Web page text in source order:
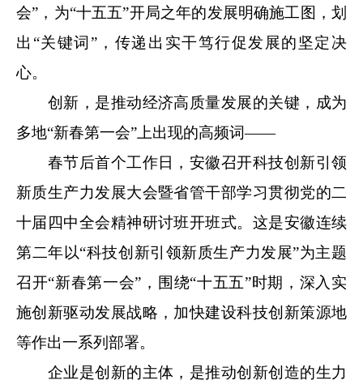
会”，为“十五五”开局之年的发展明确施工图，划
出“关键词”，传递出实干笃行促发展的坚定决
心。
创新，是推动经济高质量发展的关键，成为
多地“新春第一会”上出现的高频词——
春节后首个工作日，安徽召开科技创新引领
新质生产力发展大会暨省管干部学习贯彻党的二
十届四中全会精神研讨班开班式。这是安徽连续
第二年以“科技创新引领新质生产力发展”为主题
召开“新春第一会”，围绕“十五五”时期，深入实
施创新驱动发展战略，加快建设科技创新策源地
等作出一系列部署。
企业是创新的主体，是推动创新创造的生力